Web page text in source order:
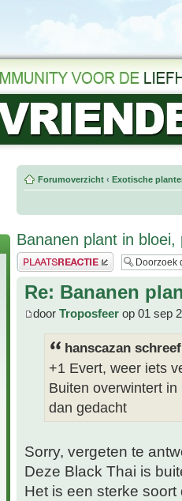
Forumoverzicht ‹ Exotische
Bananen plant in
Plaats een reactie
Re: Bananen
door Troposfeer op 01 sep
hanscazan
+1 Evert, weer iets
Buiten overwintert
dan gedacht
Sorry, vergeten te
Deze Black Thai is
Het is een sterke